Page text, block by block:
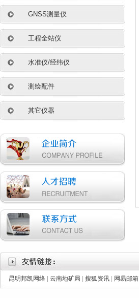
GNSS测量仪
工程全站仪
水准仪/经纬仪
测绘配件
其它仪器
昆明邦凯网络 云南地矿局 搜狐资讯 网易邮箱